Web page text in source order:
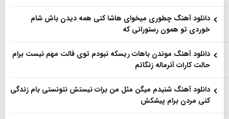
دانلود آهنگ چطوری میخوای هاشا کنی همه دیدن باش شام
خوردی تو همون رستورانی که
دانلود آهنگ موندن باهات ریسکه نبودم توی فالت مهم نیست برام
حالت کارات آنرماله زنگاتم
دانلود آهنگ شنیدم میگن مثل من برات نیستش نتونستی بام زندگی
کنی مردن برام پیشکش